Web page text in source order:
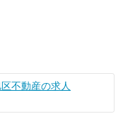
不動産の求人